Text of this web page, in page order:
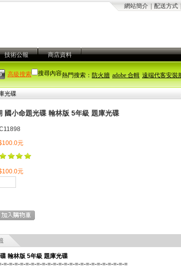
網站簡介 配送方式
技術公報 商店資料
熱門搜索：防火牆 adobe 合輯 遠端代客安裝
搜尋內容
高級搜索
光碟
國小命題光碟 翰林版 5年級 題庫光碟
元
元
翰林版 5年級 題庫光碟
=-=-=-=-=-=-=-=-=-=-=-=-=-=-=-=-=-=-=-=-=-=-=